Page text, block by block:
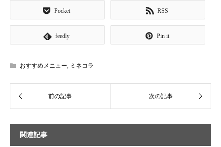
Pocket RSS
feedly Pin it
おすすめメニュー, ミネコラ
関連記事